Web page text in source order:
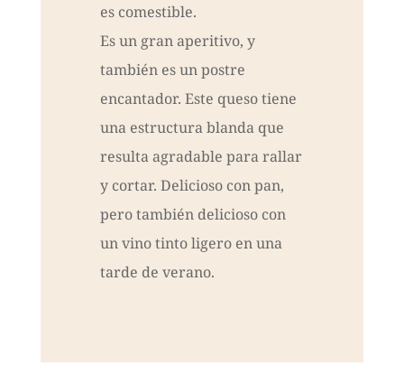
es comestible.
Es un gran aperitivo, y
también es un postre
encantador. Este queso tiene
una estructura blanda que
resulta agradable para rallar
y cortar. Delicioso con pan,
pero también delicioso con
un vino tinto ligero en una
tarde de verano.